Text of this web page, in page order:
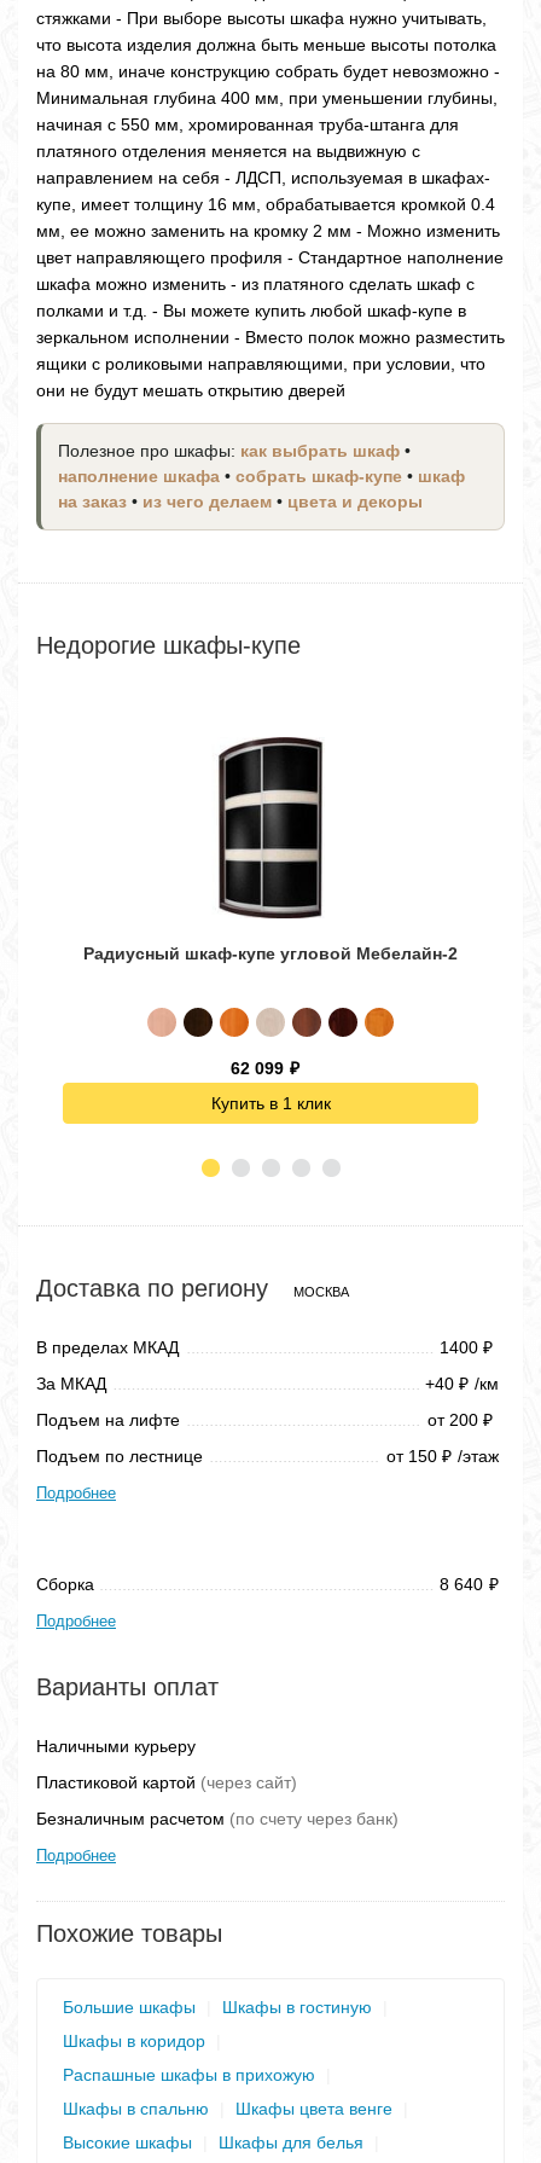
стяжками - При выборе высоты шкафа нужно учитывать,
что высота изделия должна быть меньше высоты потолка
на 80 мм, иначе конструкцию собрать будет невозможно -
Минимальная глубина 400 мм, при уменьшении глубины,
начиная с 550 мм, хромированная труба-штанга для
платяного отделения меняется на выдвижную с
направлением на себя - ЛДСП, используемая в шкафах-
купе, имеет толщину 16 мм, обрабатывается кромкой 0.4
мм, ее можно заменить на кромку 2 мм - Можно изменить
цвет направляющего профиля - Стандартное наполнение
шкафа можно изменить - из платяного сделать шкаф с
полками и т.д. - Вы можете купить любой шкаф-купе в
зеркальном исполнении - Вместо полок можно разместить
ящики с роликовыми направляющими, при условии, что
они не будут мешать открытию дверей
Полезное про шкафы: как выбрать шкаф •
наполнение шкафа • собрать шкаф-купе • шкаф
на заказ • из чего делаем • цвета и декоры
Недорогие шкафы-купе
Радиусный шкаф-купе угловой Мебелайн-2
62 099 ₽
Купить в 1 клик
Доставка по региону МОСКВА
В пределах МКАД 1400 ₽
За МКАД +40 ₽ /км
Подъем на лифте
от 200 ₽
Подъем по лестнице от 150 ₽ /этаж
Подробнее
Сборка 8 640 ₽
Подробнее
Варианты оплат
Наличными курьеру
Пластиковой картой (через сайт)
Безналичным расчетом (по счету через банк)
Подробнее
Похожие товары
Большие шкафы Шкафы в гостиную
Шкафы в коридор
Распашные шкафы в прихожую
Шкафы в спальню
Шкафы цвета венге
Высокие шкафы
Шкафы для белья